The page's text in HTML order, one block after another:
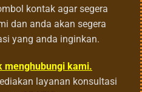
kontak agar segera
dan anda akan segera
yang anda inginkan.
menghubungi kami.
layanan konsultasi